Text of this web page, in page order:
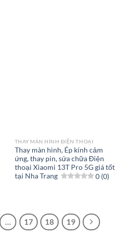
THAY MÀN HÌNH ĐIỆN THOẠI
Thay màn hình, Ép kính cảm
ứng, thay pin, sửa chữa Điện
thoại Xiaomi 13T Pro 5G giá tốt
tại Nha Trang
0 (0)
17 18 19